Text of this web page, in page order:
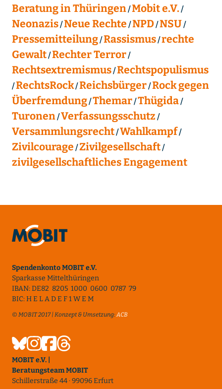
Beratung in Thüringen Mobit e.V.
Neonazis Neue Rechte NPD NSU
Pressemitteilung Rassismus rechte
Gewalt Rechter Terror
Rechtsextremismus Rechtspopulismus
RechtsRock Reichsbürger Rock gegen
Überfremdung Themar Thügida
Turonen Verfassungsschutz
Versammlungsrecht Wahlkampf
Zivilcourage Zivilgesellschaft
zivilgesellschaftliches Engagement
Spendenkonto MOBIT e.V.
Sparkasse Mittelthüringen
IBAN: DE82 8205 1000 0600 0787 79
BIC: H E L A D E F 1 W E M
© MOBIT 2017 | Konzept & Umsetzung:ACB
MOBIT e.V. |
Beratungsteam MOBIT
Schillerstraße 44 · 99096 Erfurt